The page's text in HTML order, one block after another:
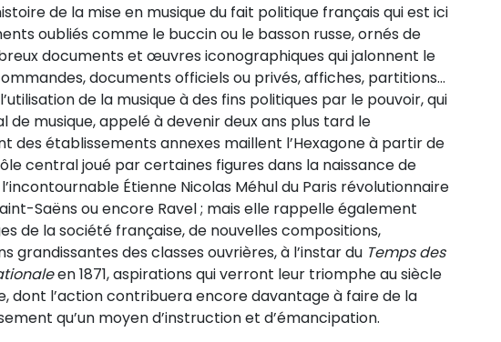
de la mise en musique du fait politique français qui est ici
oubliés comme le buccin ou le basson russe, ornés de
documents et œuvres iconographiques qui jalonnent le
documents officiels ou privés, affiches, partitions…
de la musique à des fins politiques par le pouvoir, qui
de musique, appelé à devenir deux ans plus tard le
des établissements annexes maillent l’Hexagone à partir de
central joué par certaines figures dans la naissance de
Étienne Nicolas Méhul du Paris révolutionnaire
Saëns ou encore Ravel ; mais elle rappelle également
de la société française, de nouvelles compositions,
grandissantes des classes ouvrières, à l’instar du Temps des
en 1871, aspirations qui verront leur triomphe au siècle
dont l’action contribuera encore davantage à faire de la
qu’un moyen d’instruction et d’émancipation.